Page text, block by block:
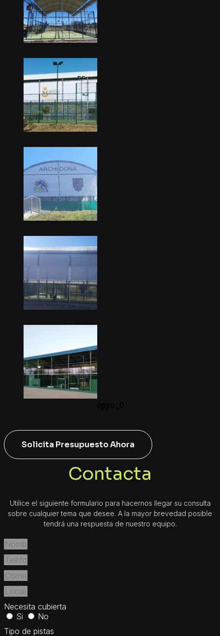
Solicita Presupuesto Ahora
Contacta
Utilice el siguiente formulario para hacernos llegar su consulta
sobre cualquier tema que desee. A la mayor brevedad posible
tendrá una respuesta de nuestro equipo.
Necesita cubierta
Si
No
Tipo de pistas